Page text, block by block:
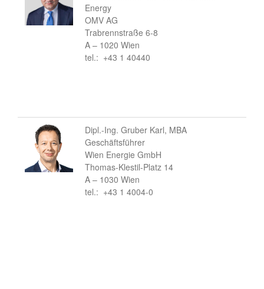
Energy
OMV AG
Trabrennstraße 6-8
A – 1020 Wien
tel.: +43 1 40440
Dipl.-Ing. Gruber Karl, MBA
Geschäftsführer
Wien Energie GmbH
Thomas-Klestil-Platz 14
A – 1030 Wien
tel.: +43 1 4004-0